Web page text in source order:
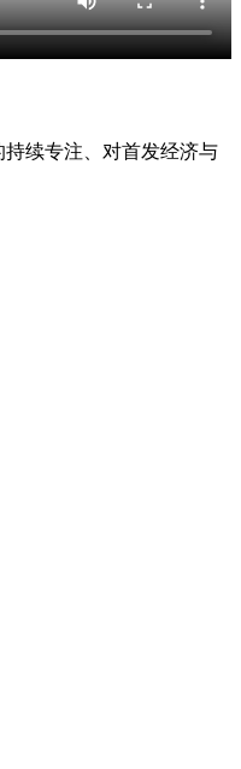
续专注、对首发经济与